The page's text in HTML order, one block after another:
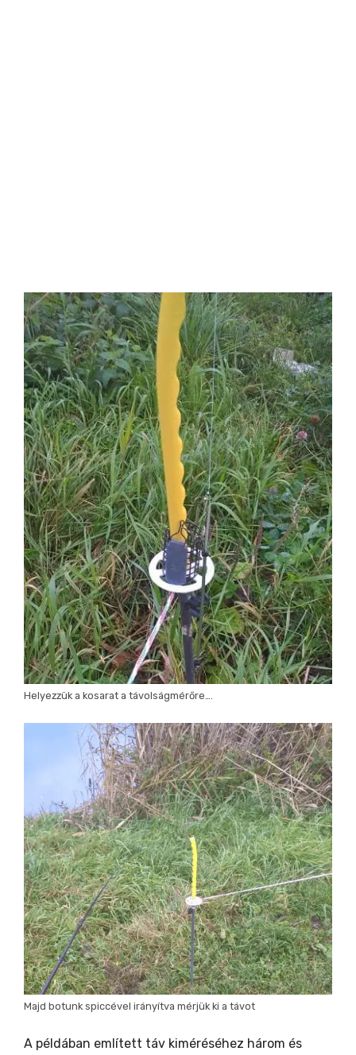
Helyezzük a kosarat a távolságmérőre….
Majd botunk spiccével irányítva mérjük ki a távot
A példában említett táv kiméréséhez három és